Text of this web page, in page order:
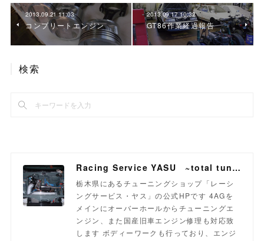
2013.09.21 11:03
コンプリートエンジン
2013.09.17 10:32
GT86作業経過報告
検索
Racing Service YASU ~total tuning proshop~
栃木県にあるチューニングショップ「レーシ
ングサービス・ヤス」の公式HPです 4AGを
メインにオーバーホールからチューニングエ
ンジン、また国産旧車エンジン修理も対応致
します ボディーワークも行っており、エンジ